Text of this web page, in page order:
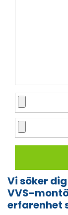
Vi söker
VVS-
erfarenhet